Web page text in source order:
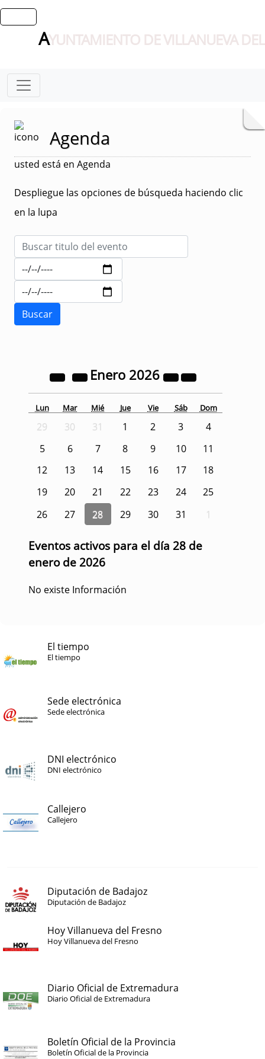
AYUNTAMIENTO DE VILLANUEVA
Agenda
usted está en Agenda
Despliegue las opciones de búsqueda haciendo clic
en la lupa
Enero 2026
Lun Mar Mié Jue Vie Sáb Dom
29 30 31 1 2 3
4
5
6 7 8 9 10
11
12
13 14 15 16 17
18
19
20 21 22 23 24
25
26
27 28 29 30 31 1
Eventos activos para el día 28 de
enero de 2026
No existe Información
El tiempo
El tiempo
Sede electrónica
Sede electrónica
DNI electrónico
DNI electrónico
Callejero
Callejero
Diputación de Badajoz
Diputación de Badajoz
Hoy Villanueva del Fresno
Hoy Villanueva del Fresno
Diario Oficial de Extremadura
Diario Oficial de Extremadura
Boletín Oficial de la Provincia
Boletín Oficial de la Provincia